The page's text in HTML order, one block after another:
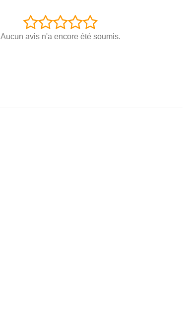
Aucun avis n'a encore été soumis.